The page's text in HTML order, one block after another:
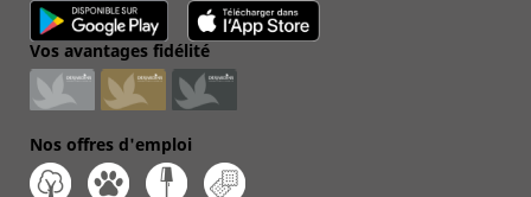
Vos avantages fidélité
Nos offres d'emploi